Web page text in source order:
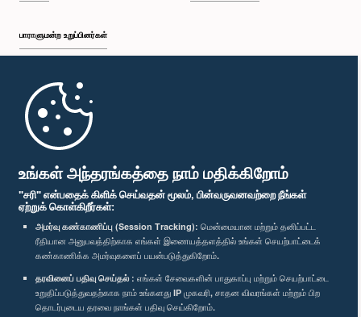
உங்கள் அந்தரங்கத்தை நாம் மதிக்கிறோம்
"சரி" என்பதைக் கிளிக் செய்வதன் மூலம், பின்வருவனவற்றை நீங்கள்
ஏற்றுக் கொள்கிறீர்கள்:
அமர்வு கண்காணிப்பு (Session Tracking): மென்மையான மற்றும் தனிப்பட்ட
ரீதியான அனுபவத்திற்காக எங்கள் இணையத்தளத்தில் உங்கள் செயற்பாட்டைக்
கண்காணிக்க அமர்வுகளைப் பயன்படுத்துகிறோம்.
தரவினைப் பதிவு செய்தல் : எங்கள் சேவைகளின் பாதுகாப்பு மற்றும் செயற்பாட்டை
உறுதிப்படுத்துவதற்காக நாம் உங்களது IP முகவரி, சாதன விவரங்கள் மற்றும் பிற
தொடர்புடைய தரவை நாங்கள் பதிவு செய்கிறோம்.
பாராளுமன்ற உறுப்பினர்கள்
முதற்பக்கம்
பாராளுமன்ற கையடக்க செயலி
எம்மை பின்தொடர்க :
விருதுகள்